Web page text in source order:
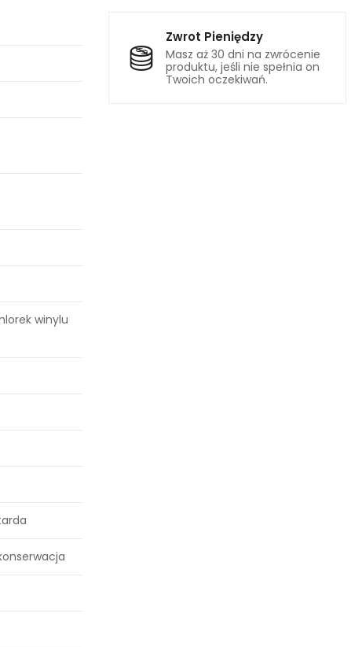
Zwrot Pieniędzy
Masz aż 30 dni na zwrócenie
produktu, jeśli nie spełnia on
Twoich oczekiwań.
winylu